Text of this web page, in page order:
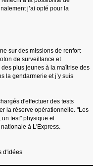
j’ai opté pour la
sur des missions de renfort
de surveillance et
plus jeunes à la maîtrise des
la gendarmerie et j’y suis
d'effectuer des tests
la réserve opérationnelle. "Les
test" physique et
à L'Express.
d'idées